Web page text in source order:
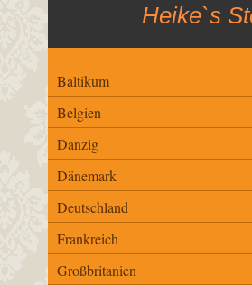
Heike`s
Baltikum
Belgien
Danzig
Dänemark
Deutschland
Frankreich
Großbritanien